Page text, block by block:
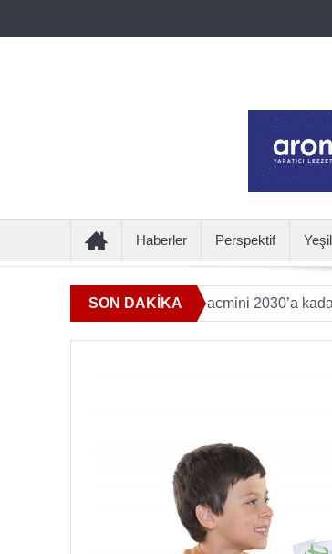
Haberler Perspektif
SON DAKİKA
katkı sunan ürün hacmini 2030’a kadar iki